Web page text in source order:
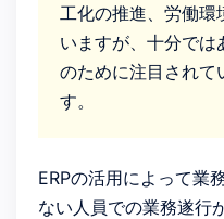
工化の推進、労働環
いますが、十分で
のために注目されて
す。
ERPの活用によって業
ない人員での業務遂行